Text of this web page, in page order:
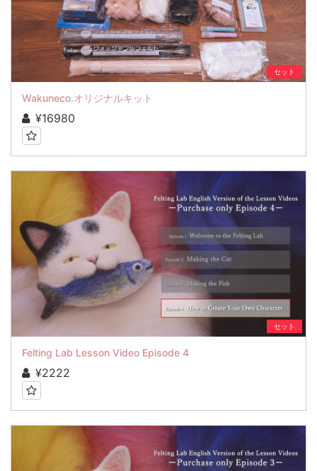
セット
Wakuneco.オリジナルキット
¥16980
セット
Felting Lab Lesson Video Episode 4
¥2222